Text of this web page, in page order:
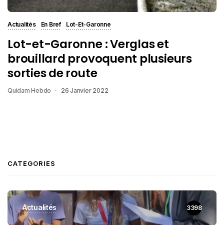
Actualités En Bref Lot-Et-Garonne
Lot-et-Garonne : Verglas et
brouillard provoquent plusieurs
sorties de route
Quidam Hebdo 26 Janvier 2022
CATEGORIES
Actualités 3398